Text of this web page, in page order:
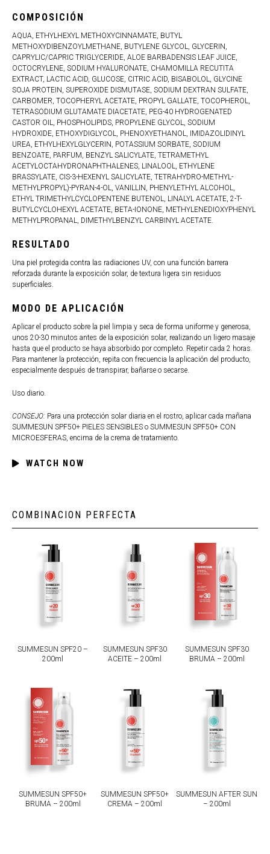
COMPOSICIÓN
AQUA, ETHYLHEXYL METHOXYCINNAMATE, BUTYL
METHOXYDIBENZOYLMETHANE, BUTYLENE GLYCOL, GLYCERIN,
CAPRYLIC/CAPRIC TRIGLYCERIDE, ALOE BARBADENSIS LEAF JUICE,
OCTOCRYLENE, SODIUM HYALURONATE, CHAMOMILLA RECUTITA
EXTRACT, LACTIC ACID, GLUCOSE, CITRIC ACID, BISABOLOL, GLYCINE
SOJA PROTEIN, SUPEROXIDE DISMUTASE, SODIUM DEXTRAN SULFATE,
CARBOMER, TOCOPHERYL ACETATE, PROPYL GALLATE, TOCOPHEROL,
TETRASODIUM GLUTAMATE DIACETATE, PEG-40 HYDROGENATED
CASTOR OIL, PHOSPHOLIPIDS, PROPYLENE GLYCOL, SODIUM
HYDROXIDE, ETHOXYDIGLYCOL, PHENOXYETHANOL, IMIDAZOLIDINYL
UREA, ETHYLHEXYLGLYCERIN, POTASSIUM SORBATE, SODIUM
BENZOATE, PARFUM, BENZYL SALICYLATE, TETRAMETHYL
ACETYLOCTAHYDRONAPHTHALENES, LINALOOL, ETHYLENE
BRASSYLATE, CIS-3-HEXENYL SALICYLATE, TETRAHYDRO-METHYL-
METHYLPROPYL)-PYRAN-4-OL, VANILLIN, PHENYLETHYL ALCOHOL,
ETHYL TRIMETHYLCYCLOPENTENE BUTENOL, LINALYL ACETATE, 2-T-
BUTYLCYCLOHEXYL ACETATE, BETA-IONONE, METHYLENEDIOXYPHENYL
METHYLPROPANAL, DIMETHYLBENZYL CARBINYL ACETATE.
RESULTADO
Una piel protegida contra las radiaciones UV, con una función barrera
reforzada durante la exposición solar, de textura ligera sin residuos
superficiales.
MODO DE APLICACIÓN
Aplicar el producto sobre la piel limpia y seca de forma uniforme y generosa,
unos 20-30 minutos antes de la exposición solar, realizando un ligero masaje
hasta que el producto se haya absorbido por completo. Repetir cada 2 horas.
Para mantener la protección, repita con frecuencia la aplicación del producto,
especialmente después de transpirar, bañarse o secarse.
Uso diario.
CONSEJO: Para una protección solar diaria en el rostro, aplicar cada mañana
SUMMESUN SPF50+ PIELES SENSIBLES o SUMMESUN SPF50+ CON
MICROESFERAS, encima de la crema de tratamiento.
WATCH NOW
COMBINACION PERFECTA
SUMMESUN SPF20 –
200ml
SUMMESUN SPF30
ACEITE – 200ml
SUMMESUN SPF30
BRUMA – 200ml
SUMMESUN SPF50+
BRUMA – 200ml
SUMMESUN SPF50+
CREMA – 200ml
SUMMESUN AFTER SUN
– 200ml